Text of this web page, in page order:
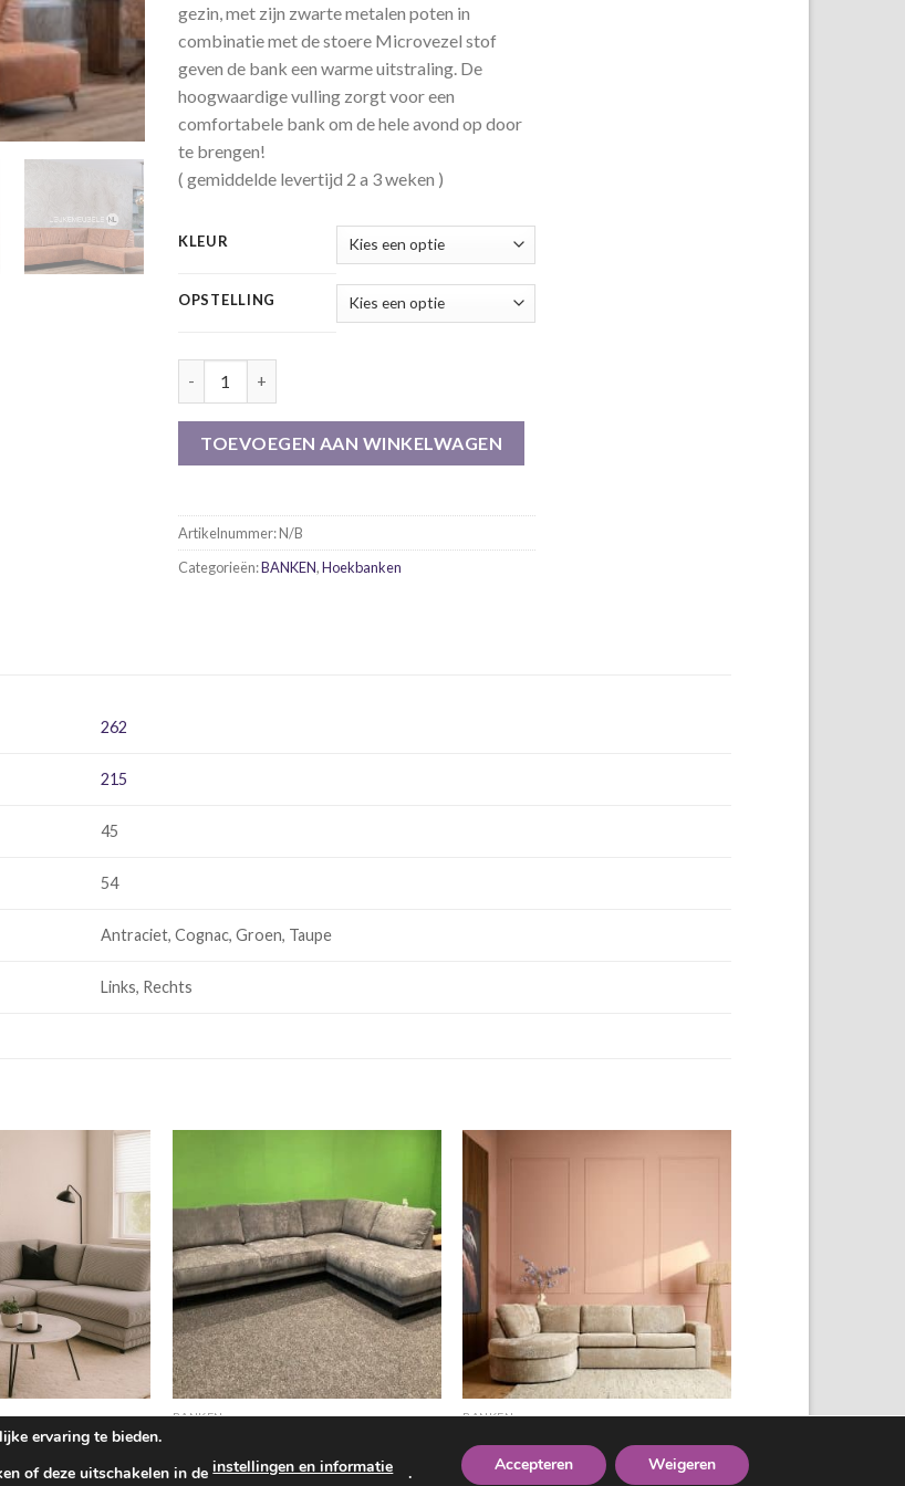
gezin, met zijn zwarte metalen poten in
combinatie met de stoere Microvezel stof
geven de bank een warme uitstraling. De
hoogwaardige vulling zorgt voor een
comfortabele bank om de hele avond op door
te brengen!
( gemiddelde levertijd 2 a 3 weken )
KLEUR
OPSTELLING
TOEVOEGEN AAN WINKELWAGEN
Artikelnummer:N/B
Categorieën:BANKEN,Hoekbanken
262
215
45
54
Antraciet, Cognac, Groen, Taupe
Links, Rechts
2 kleuren stof
+
BANKEN
1,069.00
+
BANKEN
€
1,495.00
ervaring te bieden.
of deze uitschakelen in deinstellingen en informatie . Accepteren Weigeren